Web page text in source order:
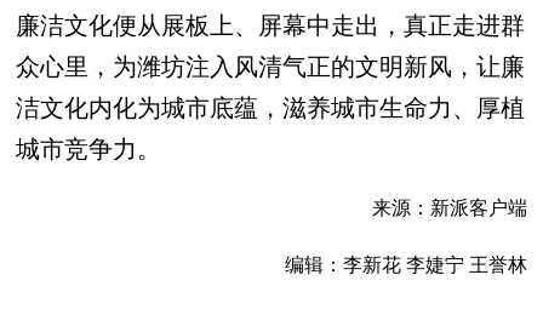
廉洁文化便从展板上、屏幕中走出，真正走进群
众心里，为潍坊注入风清气正的文明新风，让廉
洁文化内化为城市底蕴，滋养城市生命力、厚植
城市竞争力。
来源：新派客户端
编辑：李新花 李婕宁 王誉林